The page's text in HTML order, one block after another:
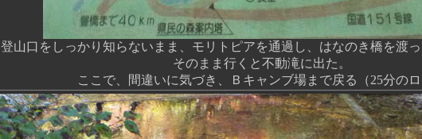
登山口をしっかり知らないまま、モリトピアを通過し、はなのき橋を渡
そのまま行くと不動滝に出た。
ここで、間違いに気づき、Ｂキャンブ場まで戻る（25分のロ